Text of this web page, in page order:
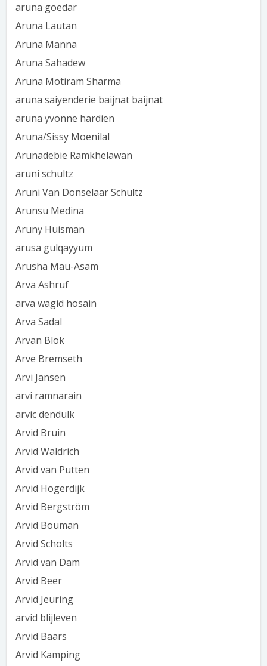
aruna goedar
Aruna Lautan
Aruna Manna
Aruna Sahadew
Aruna Motiram Sharma
aruna saiyenderie baijnat baijnat
aruna yvonne hardien
Aruna/Sissy Moenilal
Arunadebie Ramkhelawan
aruni schultz
Aruni Van Donselaar Schultz
Arunsu Medina
Aruny Huisman
arusa gulqayyum
Arusha Mau-Asam
Arva Ashruf
arva wagid hosain
Arva Sadal
Arvan Blok
Arve Bremseth
Arvi Jansen
arvi ramnarain
arvic dendulk
Arvid Bruin
Arvid Waldrich
Arvid van Putten
Arvid Hogerdijk
Arvid Bergström
Arvid Bouman
Arvid Scholts
Arvid van Dam
Arvid Beer
Arvid Jeuring
arvid blijleven
Arvid Baars
Arvid Kamping